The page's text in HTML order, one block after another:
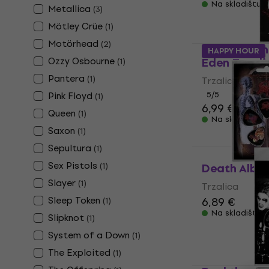
Metallica (3)
Mötley Crüe (1)
Motörhead (2)
Ozzy Osbourne (1)
Pantera (1)
Pink Floyd (1)
Queen (1)
Saxon (1)
Sepultura (1)
Sex Pistols (1)
Slayer (1)
Sleep Token (1)
Slipknot (1)
System of a Down (1)
The Exploited (1)
Na skladištu
Sleep
Eden
Trzalica
5/5
6,99 € 7,19 €
Na skladištu
HAPPY HOUR
Death
Trzalica
6,89 €
Na skladištu